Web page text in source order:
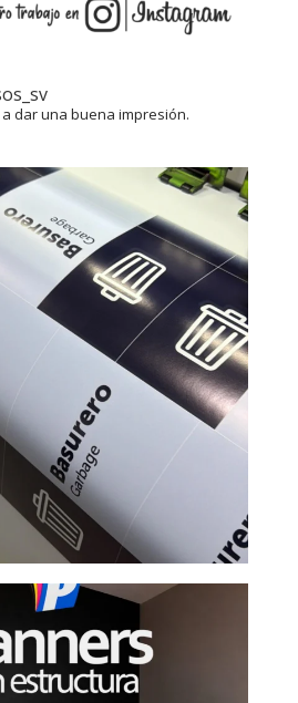
dar una buena impresión.